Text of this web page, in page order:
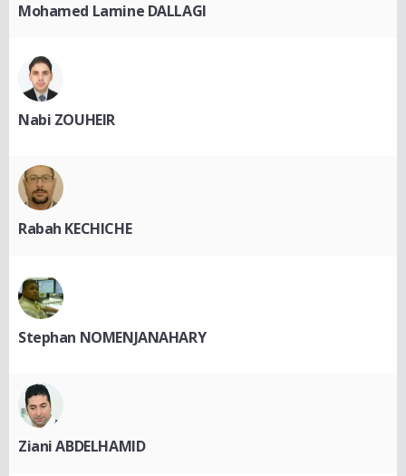
Mohamed Lamine DALLAGI
Nabi ZOUHEIR
Rabah KECHICHE
Stephan NOMENJANAHARY
Ziani ABDELHAMID